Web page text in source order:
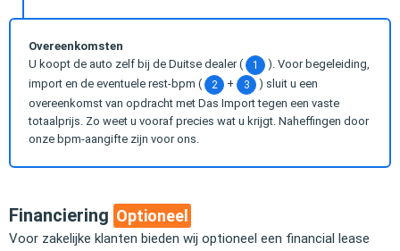
Overeenkomsten
U koopt de auto zelf bij de Duitse dealer (
1
). Voor begeleiding,
import en de eventuele rest-bpm (
2 + 3
) sluit u een
overeenkomst van opdracht met Das Import tegen een vaste
totaalprijs. Zo weet u vooraf precies wat u krijgt. Naheffingen door
onze bpm-aangifte zijn voor ons.
Financiering Optioneel
Voor zakelijke klanten bieden wij optioneel een financial lease